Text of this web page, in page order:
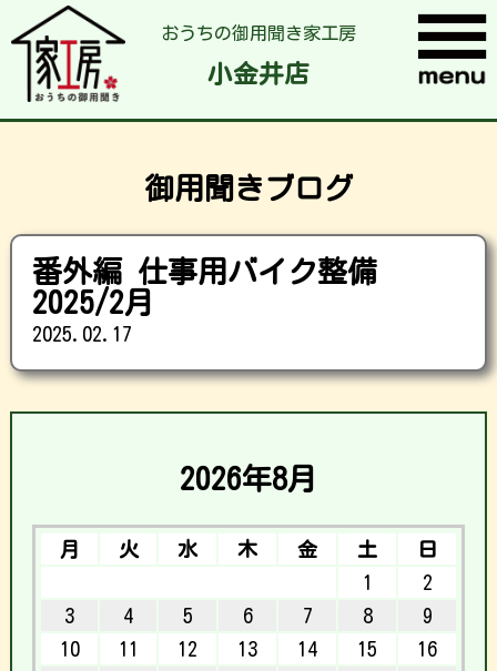
おうちの御用聞き家工房
小金井店
御用聞きブログ
番外編 仕事用バイク整備
2025/2月
2025.02.17
2026年8月
月 火 水 木 金 土
日
1
2
3
4 5 6 7 8
9
10
11 12 13 14 15
16